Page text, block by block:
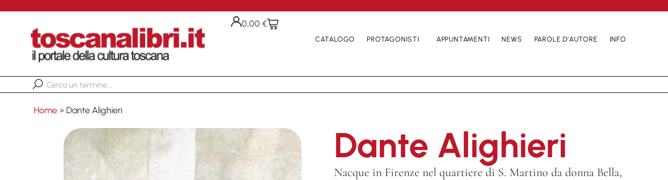
0,00€
CATALOGO PROTAGONISTI APPUNTAMENTI NEWS PAROLE D’AUTORE INFO
Home » Dante Alighieri
Dante Alighieri
Nacque in Firenze nel quartiere di S. Martino da donna Bella,